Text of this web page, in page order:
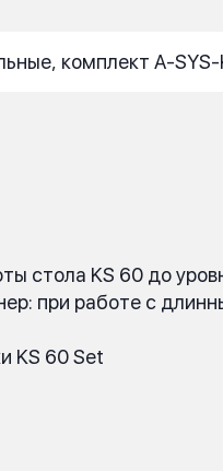
комплект A-SYS-
стола KS 60 до
при работе с
KS 60 Set